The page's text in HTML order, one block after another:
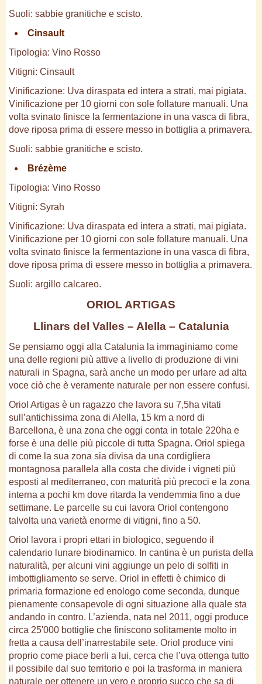
Suoli: sabbie granitiche e scisto.
Cinsault
Tipologia: Vino Rosso
Vitigni: Cinsault
Vinificazione: Uva diraspata ed intera a strati, mai pigiata.
Vinificazione per 10 giorni con sole follature manuali. Una
volta svinato finisce la fermentazione in una vasca di fibra,
dove riposa prima di essere messo in bottiglia a primavera.
Suoli: sabbie granitiche e scisto.
Brézème
Tipologia: Vino Rosso
Vitigni: Syrah
Vinificazione: Uva diraspata ed intera a strati, mai pigiata.
Vinificazione per 10 giorni con sole follature manuali. Una
volta svinato finisce la fermentazione in una vasca di fibra,
dove riposa prima di essere messo in bottiglia a primavera.
Suoli: argillo calcareo.
ORIOL ARTIGAS
Llinars del Valles – Alella – Catalunia
Se pensiamo oggi alla Catalunia la immaginiamo come
una delle regioni più attive a livello di produzione di vini
naturali in Spagna, sarà anche un modo per urlare ad alta
voce ciò che è veramente naturale per non essere confusi.
Oriol Artigas è un ragazzo che lavora su 7,5ha vitati
sull’antichissima zona di Alella, 15 km a nord di
Barcellona, è una zona che oggi conta in totale 220ha e
forse è una delle più piccole di tutta Spagna. Oriol spiega
di come la sua zona sia divisa da una cordigliera
montagnosa parallela alla costa che divide i vigneti più
esposti al mediterraneo, con maturità più precoci e la zona
interna a pochi km dove ritarda la vendemmia fino a due
settimane. Le parcelle su cui lavora Oriol contengono
talvolta una varietà enorme di vitigni, fino a 50.
Oriol lavora i propri ettari in biologico, seguendo il
calendario lunare biodinamico. In cantina è un purista della
naturalità, per alcuni vini aggiunge un pelo di solfiti in
imbottigliamento se serve. Oriol in effetti è chimico di
primaria formazione ed enologo come seconda, dunque
pienamente consapevole di ogni situazione alla quale sta
andando in contro. L’azienda, nata nel 2011, oggi produce
circa 25'000 bottiglie che finiscono solitamente molto in
fretta a causa dell’inarrestabile sete. Oriol produce vini
proprio come piace berli a lui, cerca che l’uva ottenga tutto
il possibile dal suo territorio e poi la trasforma in maniera
naturale per ottenere un vero e proprio succo che sa di